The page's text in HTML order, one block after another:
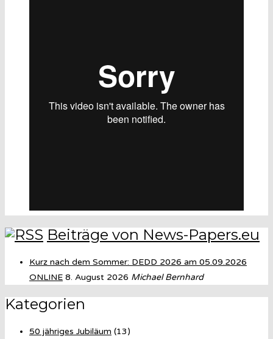
Beiträge von News-Papers.eu
Kurz nach dem Sommer: DEDD 2026 am 05.09.2026
ONLINE 8. August 2026 Michael Bernhard
Kategorien
50 jähriges Jubiläum (13)